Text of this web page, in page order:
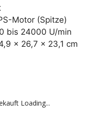
Motor (Spitze)
bis 24000 U/min
x 26,7 x 23,1 cm
Loading...